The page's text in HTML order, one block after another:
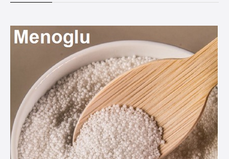
ABOUT US
株式会社デーリィジャパン社は、酪農総合情報誌『Dairy
Japan』をはじめとする酪農家のための出版会社。
酪農がますます面白くなり、酪農場がどんどん魅力的になってい
く―そのための酪農専門誌を出版しています。
会社名
株式会社デーリィジャパン社